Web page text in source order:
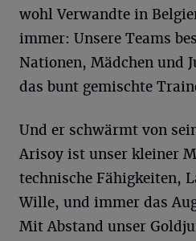
wohl Verwandte in
immer: Unsere Teams
Nationen, Mädchen und
das bunt gemischte
Und er schwärmt von
Arisoy ist unser kleiner
technische Fähigkeiten,
Wille, und immer das
Mit Abstand unser